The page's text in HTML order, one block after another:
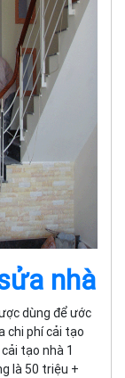
nhà
dùng để ước
chi phí cải tạo
tạo nhà 1
là 50 triệu +